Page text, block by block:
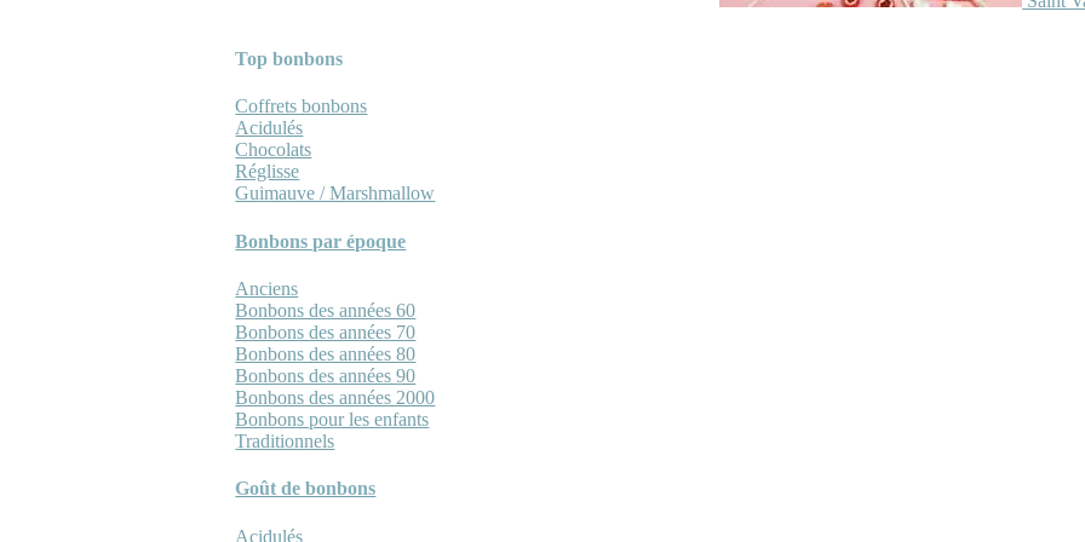
Top bonbons
Coffrets bonbons
Acidulés
Chocolats
Réglisse
Guimauve / Marshmallow
Bonbons par époque
Anciens
Bonbons des années 60
Bonbons des années 70
Bonbons des années 80
Bonbons des années 90
Bonbons des années 2000
Bonbons pour les enfants
Traditionnels
Goût de bonbons
Acidulés